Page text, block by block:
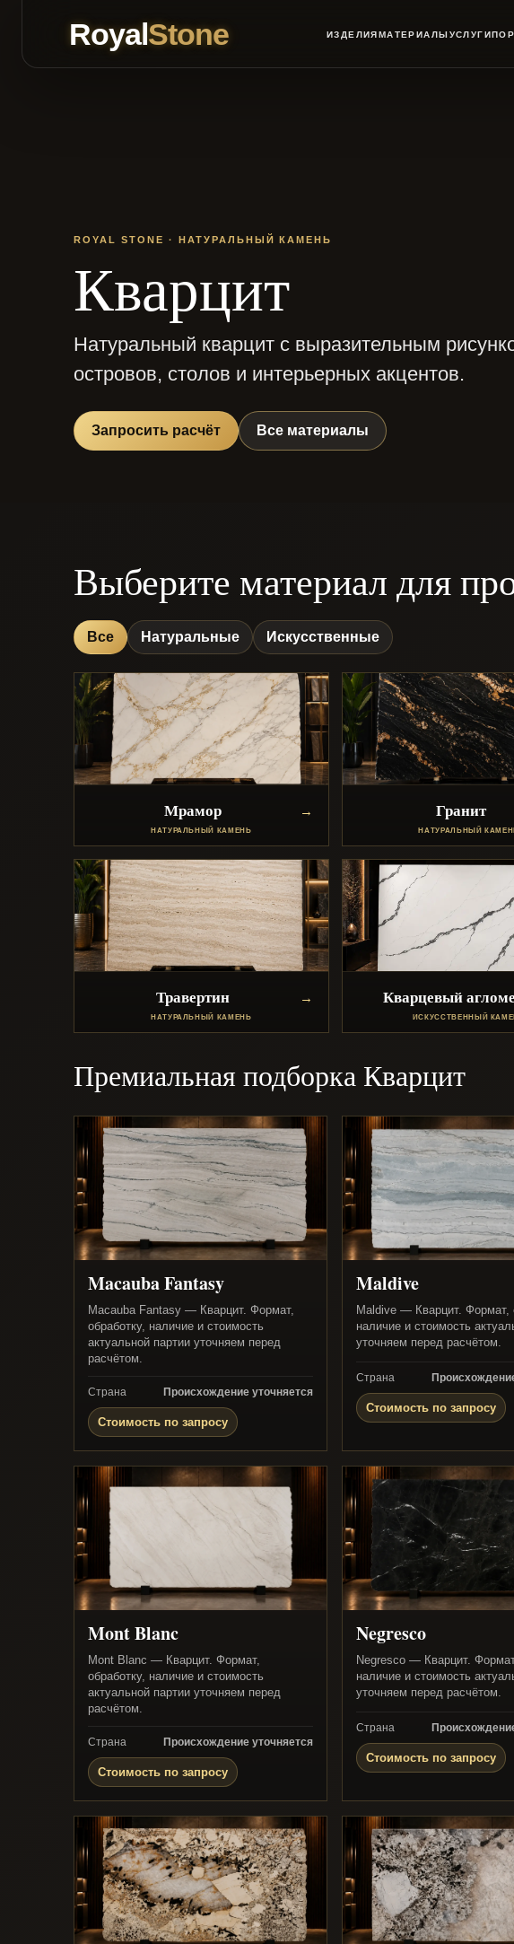
RoyalStone ИЗДЕЛИЯМАТЕРИАЛЫУСЛУГИ
ROYAL STONE · НАТУРАЛЬНЫЙ КАМЕНЬ
Кварцит
Натуральный кварцит с выразительным
островов, столов и интерьерных акцентов.
Запросить расчёт Все материалы
Выберите материал для
Все Натуральные Искусственные
Мрамор
НАТУРАЛЬНЫЙ КАМЕНЬ
Гранит
НАТУРАЛЬНЫЙ
Травертин
НАТУРАЛЬНЫЙ КАМЕНЬ
Кварцевый
ИСКУССТВЕННЫЙ
Премиальная подборка Кварцит
Macauba Fantasy
Macauba Fantasy — Кварцит. Формат,
обработку, наличие и стоимость
актуальной партии уточняем перед
расчётом.
Страна Происхождение уточняется
Стоимость по запросу
Maldive
Maldive — Кварцит. Формат,
наличие и стоимость
уточняем перед расчётом.
Страна
Стоимость по запросу
Mont Blanc
Mont Blanc — Кварцит. Формат,
обработку, наличие и стоимость
актуальной партии уточняем перед
расчётом.
Страна Происхождение уточняется
Стоимость по запросу
Negresco
Negresco — Кварцит.
наличие и стоимость
уточняем перед расчётом.
Страна
Стоимость по запросу